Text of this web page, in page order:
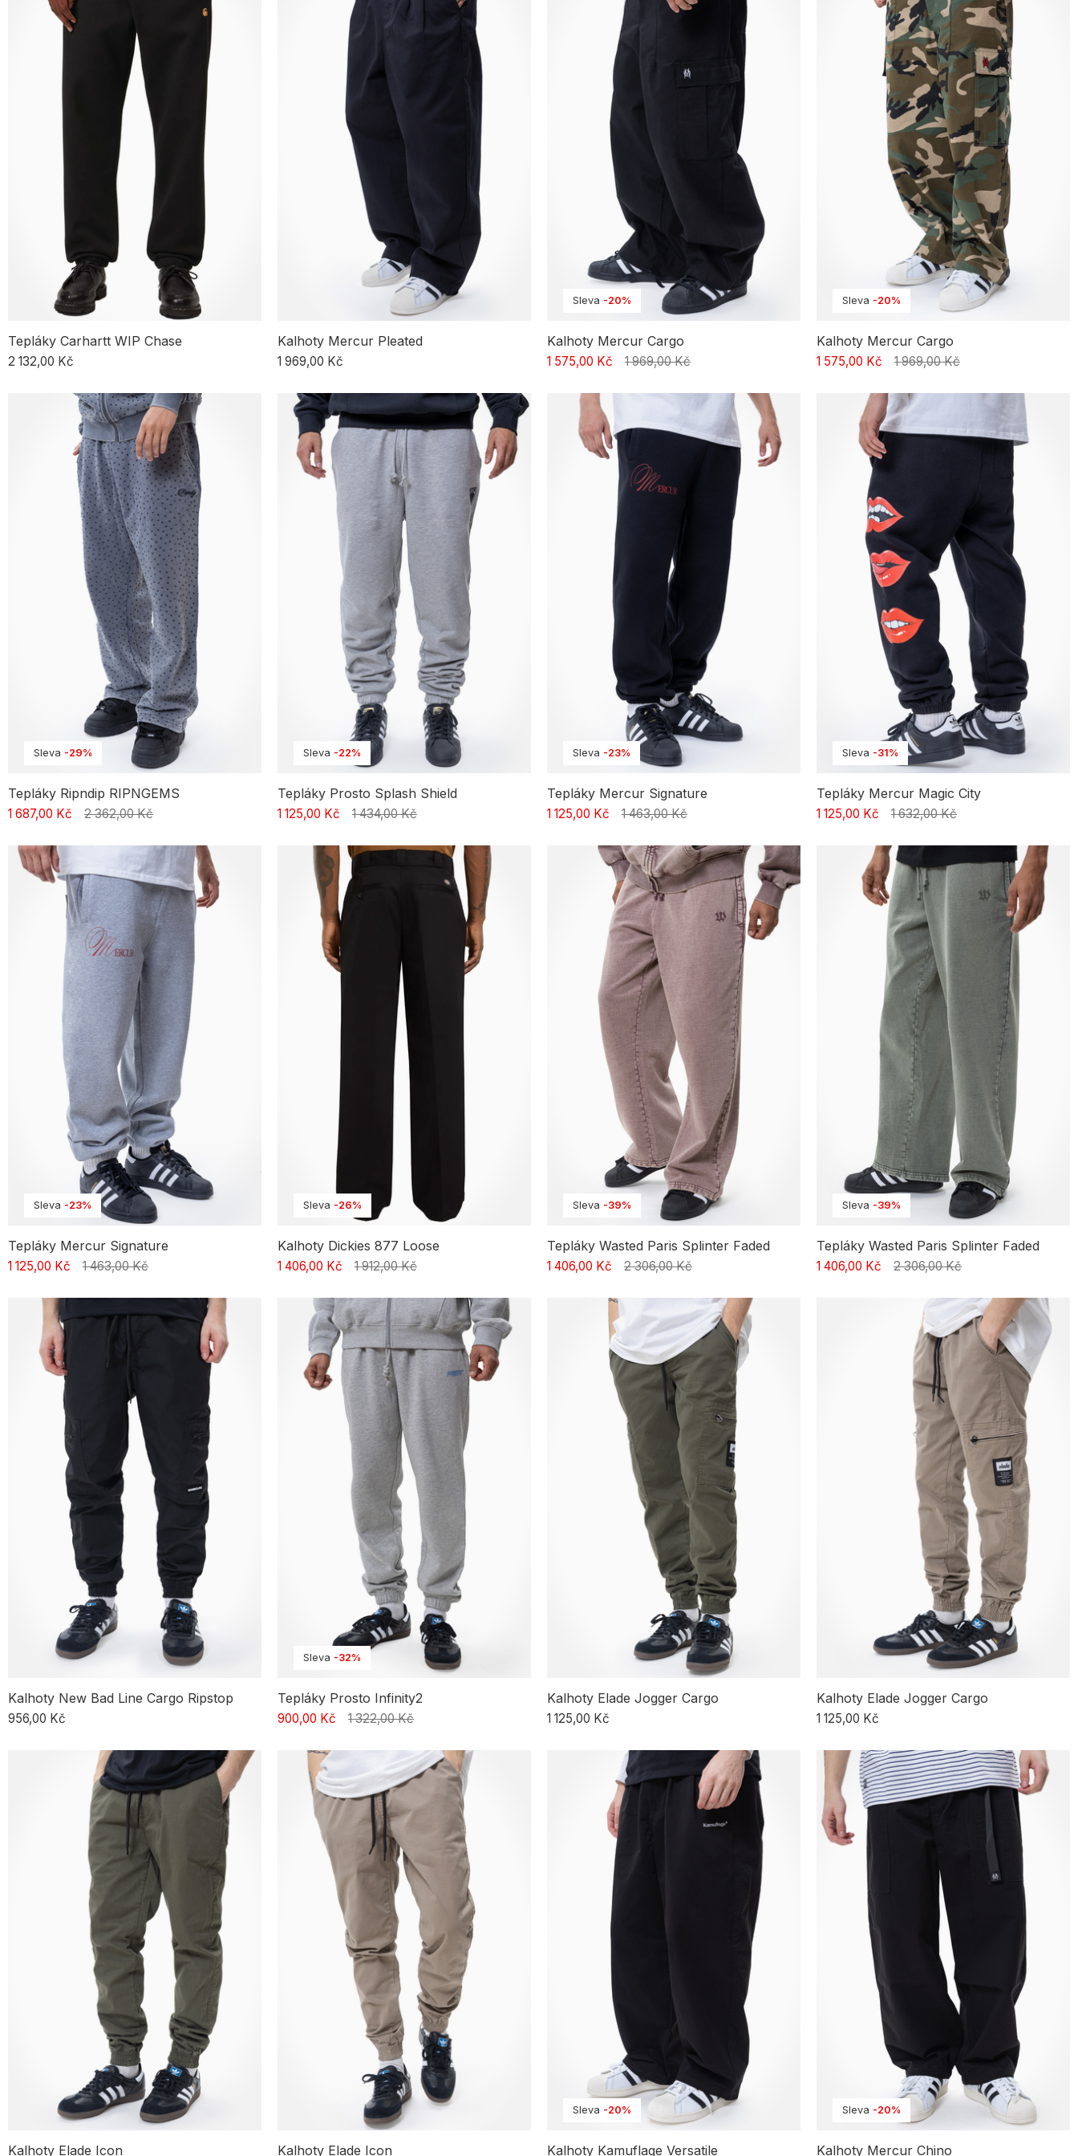
Tepláky Carhartt WIP Chase
2 132,00 Kč
Kalhoty Mercur Pleated
1 969,00 Kč
Sleva -20%
Kalhoty Mercur Cargo
1 575,00 Kč 1 969,00 Kč
Sleva -20%
Kalhoty Mercur Cargo
1 575,00 Kč 1 969,00 Kč
Sleva -29%
Tepláky Ripndip RIPNGEMS
1 687,00 Kč 2 362,00 Kč
Sleva -22%
Tepláky Prosto Splash Shield
1 125,00 Kč 1 434,00 Kč
Sleva -23%
Tepláky Mercur Signature
1 125,00 Kč 1 463,00 Kč
Sleva -31%
Tepláky Mercur Magic City
1 125,00 Kč 1 632,00 Kč
Sleva -23%
Tepláky Mercur Signature
1 125,00 Kč 1 463,00 Kč
Sleva -26%
Kalhoty Dickies 877 Loose
1 406,00 Kč 1 912,00 Kč
Sleva -39%
Tepláky Wasted Paris Splinter Faded
1 406,00 Kč 2 306,00 Kč
Sleva -39%
Tepláky Wasted Paris Splinter Faded
1 406,00 Kč 2 306,00 Kč
Kalhoty New Bad Line Cargo Ripstop
956,00 Kč
Sleva -32%
Tepláky Prosto Infinity2
900,00 Kč 1 322,00 Kč
Kalhoty Elade Jogger Cargo
1 125,00 Kč
Kalhoty Elade Jogger Cargo
1 125,00 Kč
Kalhoty Elade Icon Kalhoty Elade Icon
Sleva -20%
Kalhoty Kamuflage Versatile
Sleva -20%
Kalhoty Mercur Chino